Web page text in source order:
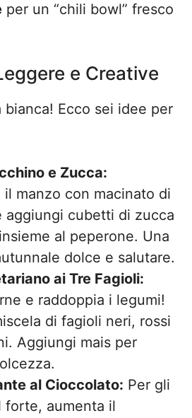
per un “chili bowl” fresco
e Creative
Ecco sei idee per
e Zucca:
il manzo con macinato di
aggiungi cubetti di zucca
al peperone. Una
dolce e salutare.
ai Tre Fagioli:
e raddoppia i legumi!
di fagioli neri, rossi
Aggiungi mais per
al Cioccolato: Per gli
forte, aumenta il